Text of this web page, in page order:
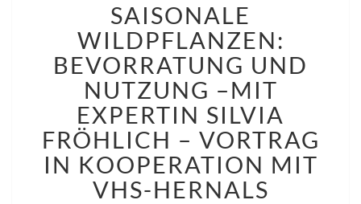
WILDPFLANZEN:
BEVORRATUNG
UND
NUTZUNG
–
MIT
EXPERTIN
SILVIA
FRÖHLICH
–
VORTRAG
SAISONALE
WILDPFLANZEN:
BEVORRATUNG UND
NUTZUNG –MIT
EXPERTIN SILVIA
FRÖHLICH – VORTRAG
IN KOOPERATION MIT
VHS-HERNALS